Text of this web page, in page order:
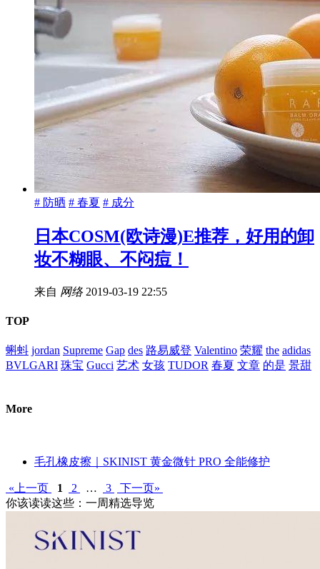
# 防晒 # 春夏 # 成分
日本COSM(欧诗漫)E推荐，好用的卸
妆不糊眼、不闷痘！
来自 网络 2019-03-19 22:55
TOP
蝌蚪 jordan Supreme Gap des 路易威登 Valentino 荣耀 the adidas
BVLGARI 珠宝 Gucci 艺术 女孩 TUDOR 春夏 文章 的是 景甜
More
毛孔橡皮擦｜SKINIST 黄金微针 PRO 全能修护
«上一页 1 2 … 3
下一页»
你该读读这些：一周精选导览